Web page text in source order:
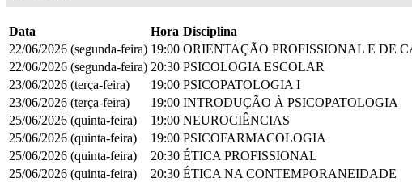
Data Hora Disciplina
22/06/2026 (segunda-feira) 19:00 ORIENTAÇÃO PROFISSIONAL E DE
22/06/2026 (segunda-feira) 20:30 PSICOLOGIA ESCOLAR
23/06/2026 (terça-feira)
19:00 PSICOPATOLOGIA I
23/06/2026 (terça-feira)
19:00 INTRODUÇÃO À PSICOPATOLOGIA
25/06/2026 (quinta-feira)
19:00 NEUROCIÊNCIAS
25/06/2026 (quinta-feira)
19:00 PSICOFARMACOLOGIA
25/06/2026 (quinta-feira)
20:30 ÉTICA PROFISSIONAL
25/06/2026 (quinta-feira)
20:30 ÉTICA NA CONTEMPORANEIDADE